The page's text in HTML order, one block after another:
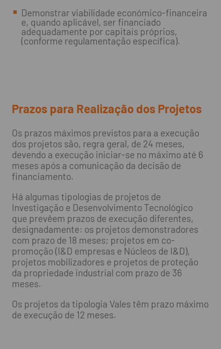
Demonstrar viabilidade económico-financeira
e, quando aplicável, ser financiado
adequadamente por capitais próprios,
(conforme regulamentação específica).
Prazos para Realização dos Projetos
Os prazos máximos previstos para a execução
dos projetos são, regra geral, de 24 meses,
devendo a execução iniciar-se no máximo até 6
meses após a comunicação da decisão de
financiamento.
Há algumas tipologias de projetos de
Investigação e Desenvolvimento Tecnológico
que prevêem prazos de execução diferentes,
designadamente: os projetos demonstradores
com prazo de 18 meses; projetos em co-
promoção (I&D empresas e Núcleos de I&D),
projetos mobilizadores e projetos de proteção
da propriedade industrial com prazo de 36
meses.
Os projetos da tipologia Vales têm prazo máximo
de execução de 12 meses.